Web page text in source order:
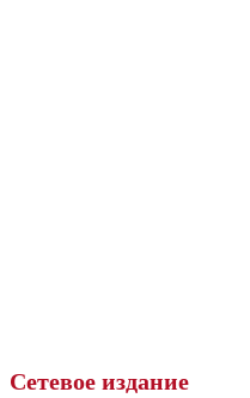
Сетевое издание